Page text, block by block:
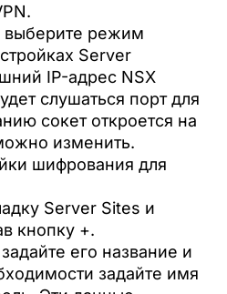
выберите режим
Server
IP-адрес NSX
слушаться порт для
сокет откроется на
изменить.
шифрования для
Server Sites и
кнопку +.
его название и
задайте имя